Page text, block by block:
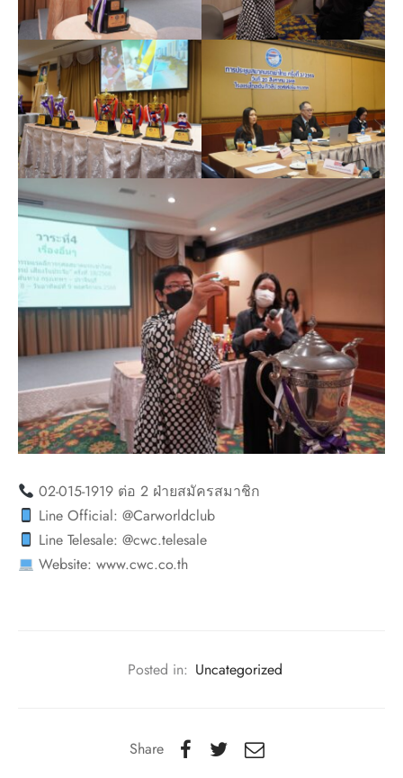
02-015-1919 ต่อ 2 ฝ่ายสมัครสมาชิก
Line Official: @Carworldclub
Line Telesale: @cwc.telesale
Website: www.cwc.co.th
Posted in: Uncategorized
Share